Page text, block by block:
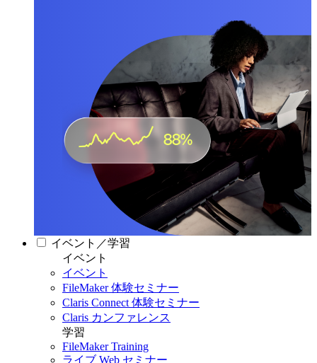
イベント／学習
イベント
イベント
FileMaker 体験セミナー
Claris Connect 体験セミナー
Claris カンファレンス
学習
FileMaker Training
ライブ Web セミナー